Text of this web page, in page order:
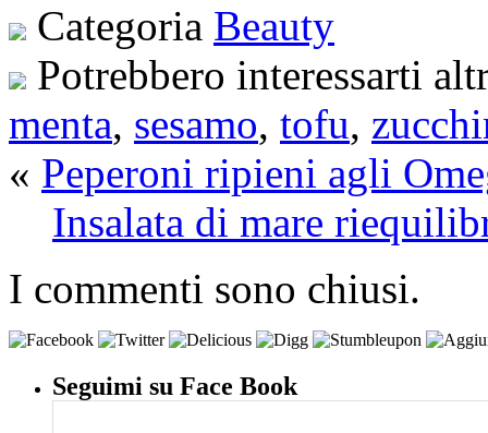
Categoria Beauty
Potrebbero interessarti
menta, sesamo, tofu,
« Peperoni ripieni agli
Insalata di mare
I commenti sono chiusi.
Seguimi su Face Book